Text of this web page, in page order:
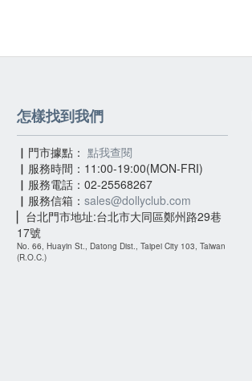
怎樣找到我們
▏門市據點： 點我查閱
▏服務時間：11:00-19:00(MON-FRI)
▏服務電話：02-25568267
▏服務信箱： sales@dollyclub.com
▏台北門市地址:台北市大同區鄭州路29巷
17號
No. 66, Huayin St., Datong Dist., Taipei City 103, Taiwan
(R.O.C.)